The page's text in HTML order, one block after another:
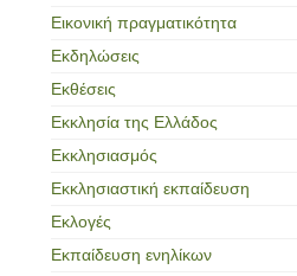
Εικονική πραγματικότητα
Εκδηλώσεις
Εκθέσεις
Εκκλησία της Ελλάδος
Εκκλησιασμός
Εκκλησιαστική εκπαίδευση
Εκλογές
Εκπαίδευση ενηλίκων